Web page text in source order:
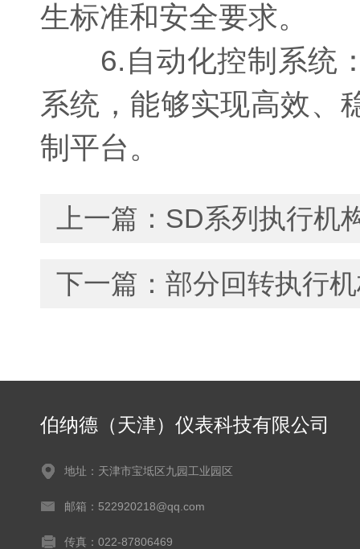
生标准和安全要求。
6.自动化控制系统：
系统，能够实现高效、
制平台。
上一篇： SD系列执行机
下一篇： 部分回转执行
伯纳德（天津）仪表科技有限公司
地址：天津市宝坻区九园工业园区
邮箱：522920218@qq.com
传真：022-87806469